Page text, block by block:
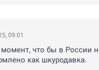
09:01
что бы в России
как шкуродавка.